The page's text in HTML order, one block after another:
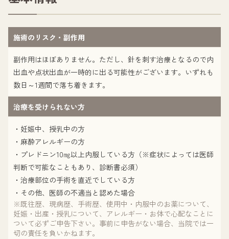
施術のリスク・副作用
副作用はほぼありません。ただし、針を刺す治療となるので内
出血や点状出血が一時的に出る可能性がございます。いずれも
数日～1週間で落ち着きます。
治療を受けられない方
・妊娠中、授乳中の方
・麻酔アレルギーの方
・プレドニン10㎎以上内服している方（※症状によっては医師
判断で可能なこともあり、診断書必須）
・治療部位の手術を直近でしている方
・その他、医師の不適当と認めた場合
※既往歴、現病歴、手術歴、使用中・内服中のお薬について、
妊娠・出産・授乳について、アレルギー・お体で心配なことに
ついて必ずご申告下さい。事前に申告がない場合、当院では一
切の責任を負いかねます。